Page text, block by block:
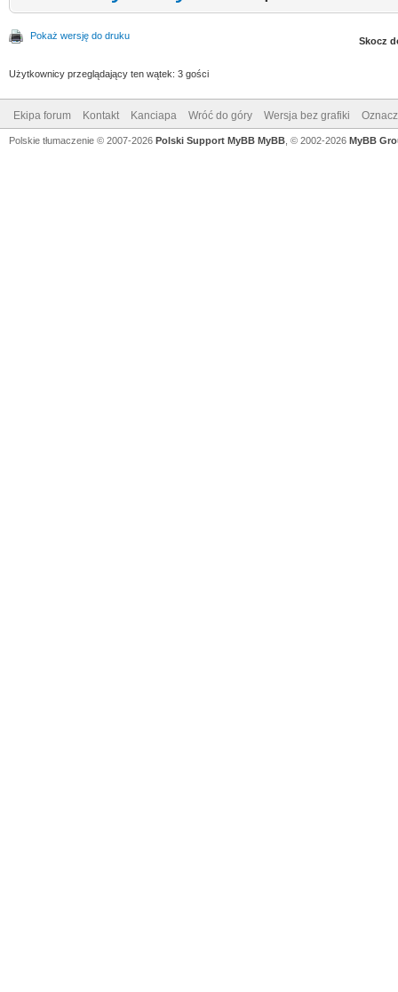
Pokaż wersję do druku Skocz
Użytkownicy przeglądający ten wątek: 3 gości
Ekipa forum Kontakt Kanciapa Wróć do góry Wersja bez grafiki
Polskie tłumaczenie © 2007-2026 Polski Support MyBB MyBB , © 2002-2026 MyBB